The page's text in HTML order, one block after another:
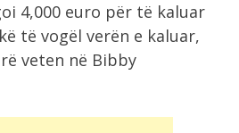
4,000 euro për të kaluar
të vogël verën e kaluar,
veten në Bibby